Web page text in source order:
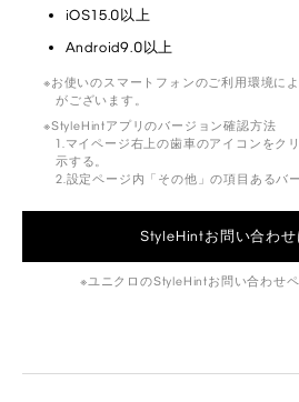
iOS15.0以上
Android9.0以上
お使いのスマートフォンのご利用環境に
がございます。
StyleHintアプリのバージョン確認方法
1.マイページ右上の歯車のアイコンをク
示する。
2.設定ページ内「その他」の項目あるバ
StyleHintお問い合わせ
ユニクロのStyleHintお問い合わせ